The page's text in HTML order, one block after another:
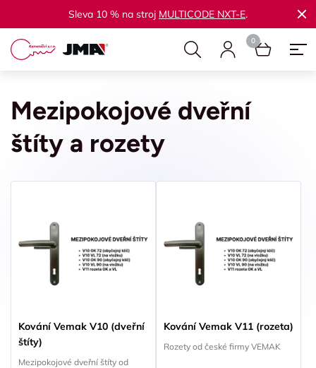
Sleva 10 % na stroj MULTICODE NXT-E.
Mezipokojové dveřní
štíty a rozety
Kování Vemak V10 (dveřní
štíty)
Mezipokojové dveřní štíty od
Kování Vemak V11 (rozeta)
Rozety od české firmy VEMAK